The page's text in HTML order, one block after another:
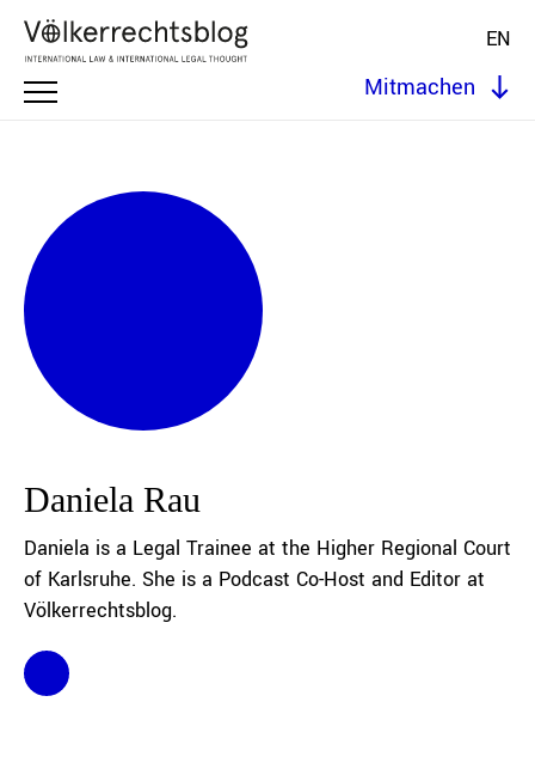
EN
Mitmachen
Daniela Rau
Daniela is a Legal Trainee at the Higher Regional Court
of Karlsruhe. She is a Podcast Co-Host and Editor at
Völkerrechtsblog.